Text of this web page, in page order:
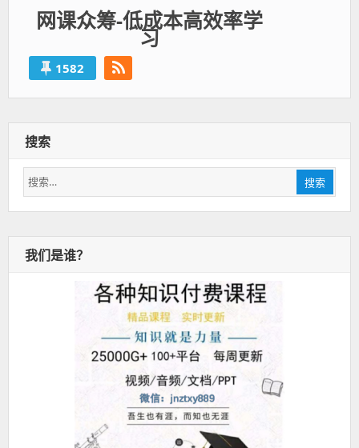
网课众筹-低成本高效率学
习
1582
搜索
搜
索：
搜索
我们是谁？